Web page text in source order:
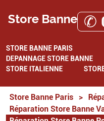
Store Banne ✆
STORE BANNE PARIS
DEPANNAGE STORE BANNE
STORE ITALIENNE
Store Banne Paris >
Réparation Store Banne